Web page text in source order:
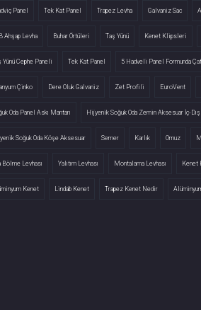
Panel Tek Kat Panel Trapez Levha Galvaniz Sac
Ahşap Levha Buhar Örtüleri Taş Yünü Kenet Klipsleri
Yünü Cephe Paneli Tek Kat Panel 5 Hadveli Panel Formunda
Çinko Dere Oluk Galvaniz Zet Profili EuroVent
Oda Panel Askı Mantarı Hijyenik Soğuk Oda Zemin Aksesuar İç-Dış
Soğuk Oda Köşe Aksesuar Semer Karlık Omuz
Bölme Levhası Yalıtım Levhası Montalama Levhası Kenet
Kenet Lindab Kenet Trapez Kenet Nedir